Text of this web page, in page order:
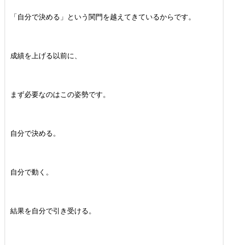
「自分で決める」という関門を越えてきているからです。
成績を上げる以前に、
まず必要なのはこの姿勢です。
自分で決める。
自分で動く。
結果を自分で引き受ける。